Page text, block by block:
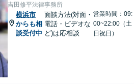
吉田修平法律事務所
横浜市
からも相
談受付中
面談方法(対面・
電話・ビデオな
ど)は応相談
営業時間：09:
00~22:00（土
日祝日）